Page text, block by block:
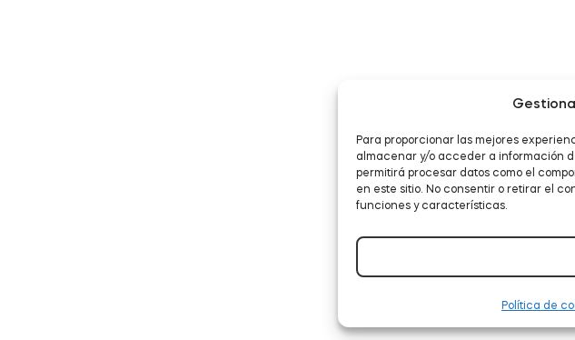
Para proporcionar las mejores
almacenar y/o acceder a información
permitirá procesar datos como el
en este sitio. No consentir o retirar el
funciones y características.
Política de